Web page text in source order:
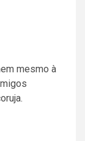
mesmo à